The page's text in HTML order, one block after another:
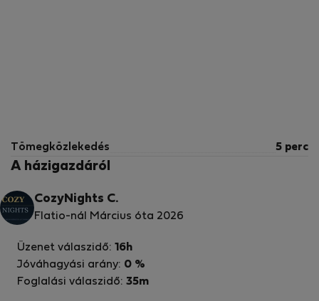
Tömegközlekedés 5 perc
A házigazdáról
CozyNights C.
Flatio-nál Március óta 2026
Üzenet válaszidő: 16h
Jóváhagyási arány: 0 %
Foglalási válaszidő: 35m